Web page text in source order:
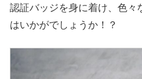
認証バッジを身に着け、色々
はいかがでしょうか！？